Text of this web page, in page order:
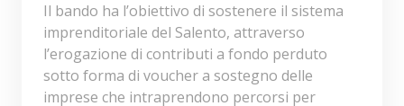
Il bando ha l’obiettivo di sostenere il sistema
imprenditoriale del Salento, attraverso
l’erogazione di contributi a fondo perduto
sotto forma di voucher a sostegno delle
imprese che intraprendono percorsi per